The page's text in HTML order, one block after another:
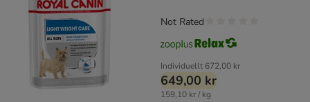
Individuellt 672,00 kr
649,00 kr
159,10 kr / kg
Not Rated